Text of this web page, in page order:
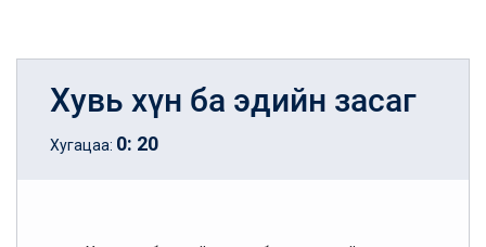
Хувь хүн ба эдийн засаг
Хугацаа: 0: 20